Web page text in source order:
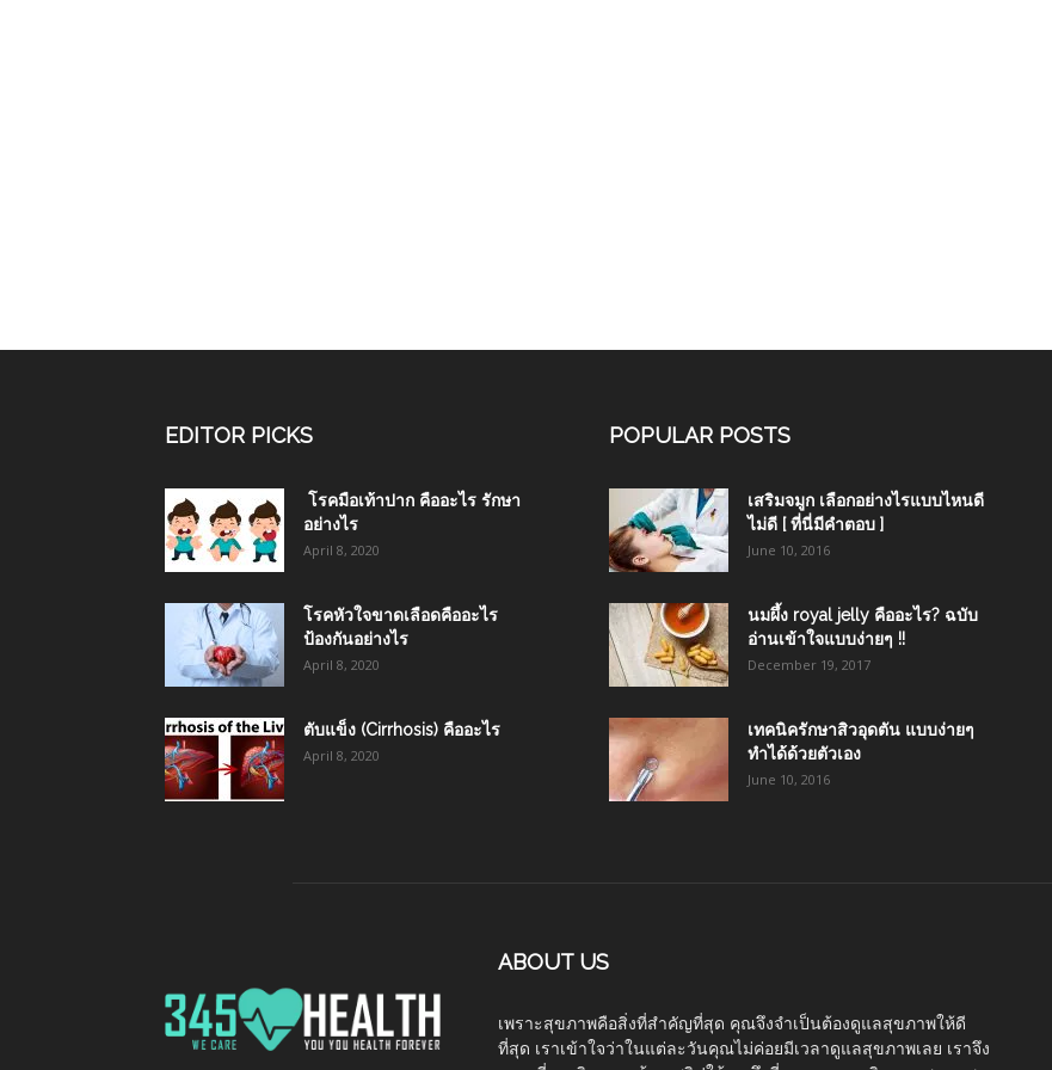
EDITOR PICKS
โรคมือเท้าปาก คืออะไร รักษา
อย่างไร
April 8, 2020
โรคหัวใจขาดเลือดคืออะไร
ป้องกันอย่างไร
April 8, 2020
ตับแข็ง (Cirrhosis) คืออะไร
April 8, 2020
POPULAR POSTS
เสริมจมูก เลือกอย่างไรแบบไหนดี
ไม่ดี [ ที่นี่มีคำตอบ ]
June 10, 2016
นมผึ้ง royal jelly คืออะไร? ฉบับ
อ่านเข้าใจแบบง่ายๆ !!
December 19, 2017
เทคนิครักษาสิวอุดตัน แบบง่ายๆ
ทำได้ด้วยตัวเอง
June 10, 2016
ABOUT US
เพราะสุขภาพคือสิ่งที่สำคัญที่สุด คุณจึงจำเป็นต้องดูแลสุขภาพให้ดี
ที่สุด เราเข้าใจว่าในแต่ละวันคุณไม่ค่อยมีเวลาดูแลสุขภาพเลย เราจึง